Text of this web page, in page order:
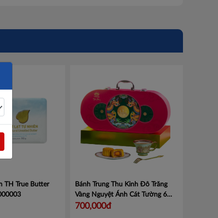
TH True Butter
Bánh Trung Thu Kinh Đô Trăng
Vàng Nguyệt Ánh Cát Tường 6
Bánh x 80gMã NACT
700,000đ